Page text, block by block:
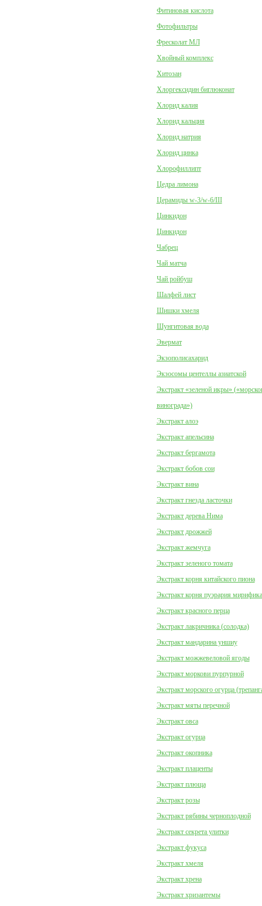
Фитиновая кислота
Фотофильтры
Фресколат МЛ
Хвойный комплекс
Хитозан
Хлоргексидин биглюконат
Хлорид калия
Хлорид кальция
Хлорид натрия
Хлорид цинка
Хлорофиллипт
Цедра лимона
Церамиды w-3/w-6/III
Цинкидон
Цинкидон
Чабрец
Чай матча
Чай ройбуш
Шалфей лист
Шишки хмеля
Шунгитовая вода
Эвермат
Экзополисахарид
Экзосомы центеллы азиатской
Экстракт «зеленой икры»
винограда»)
Экстракт алоэ
Экстракт апельсина
Экстракт бергамота
Экстракт бобов сои
Экстракт вина
Экстракт гнезда ласточки
Экстракт дерева Нима
Экстракт дрожжей
Экстракт жемчуга
Экстракт зеленого томата
Экстракт корня китайского пиона
Экстракт корня пуэрария мирифика
Экстракт красного перца
Экстракт лакричника (солодка)
Экстракт мандарина уншиу
Экстракт можжевеловой ягоды
Экстракт моркови пурпурной
Экстракт морского огурца
Экстракт мяты перечной
Экстракт овса
Экстракт огурца
Экстракт окопника
Экстракт плаценты
Экстракт плюща
Экстракт розы
Экстракт рябины черноплодной
Экстракт секрета улитки
Экстракт фукуса
Экстракт хмеля
Экстракт хрена
Экстракт хризантемы